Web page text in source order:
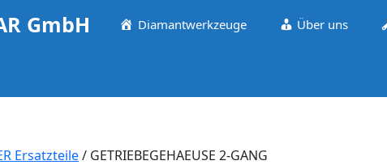
GmbH Diamantwerkzeuge Über uns
Ersatzteile/ GETRIEBEGEHAEUSE 2-GANG